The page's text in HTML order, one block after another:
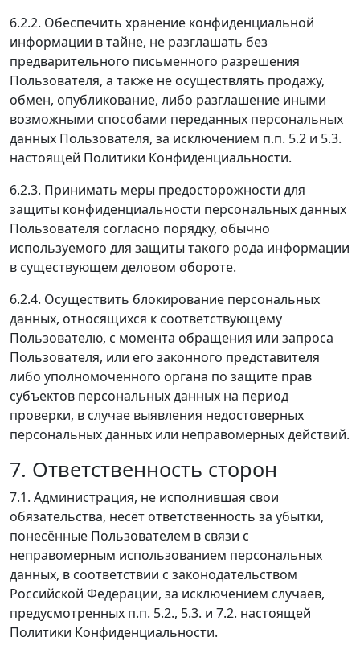
6.2.2. Обеспечить хранение конфиденциальной
информации в тайне, не разглашать без
предварительного письменного разрешения
Пользователя, а также не осуществлять продажу,
обмен, опубликование, либо разглашение иными
возможными способами переданных персональных
данных Пользователя, за исключением п.п. 5.2 и 5.3.
настоящей Политики Конфиденциальности.
6.2.3. Принимать меры предосторожности для
защиты конфиденциальности персональных данных
Пользователя согласно порядку, обычно
используемого для защиты такого рода информации
в существующем деловом обороте.
6.2.4. Осуществить блокирование персональных
данных, относящихся к соответствующему
Пользователю, с момента обращения или запроса
Пользователя, или его законного представителя
либо уполномоченного органа по защите прав
субъектов персональных данных на период
проверки, в случае выявления недостоверных
персональных данных или неправомерных действий.
7. Ответственность сторон
7.1. Администрация, не исполнившая свои
обязательства, несёт ответственность за убытки,
понесённые Пользователем в связи с
неправомерным использованием персональных
данных, в соответствии с законодательством
Российской Федерации, за исключением случаев,
предусмотренных п.п. 5.2., 5.3. и 7.2. настоящей
Политики Конфиденциальности.